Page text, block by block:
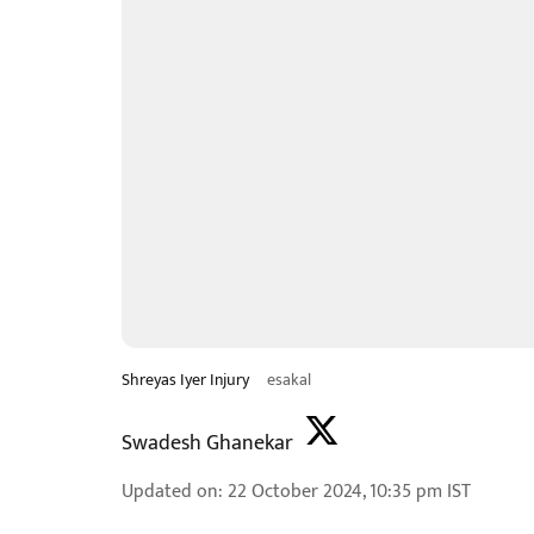
Shreyas Iyer Injury esakal
Swadesh Ghanekar
Updated on: 22 October 2024, 10:35 pm IST